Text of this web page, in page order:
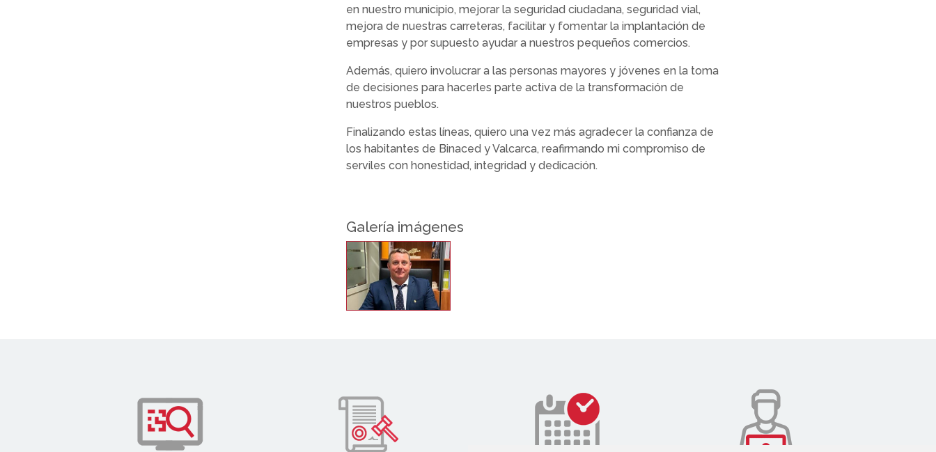
en nuestro municipio, mejorar la seguridad ciudadana, seguridad vial,
mejora de nuestras carreteras, facilitar y fomentar la implantación de
empresas y por supuesto ayudar a nuestros pequeños comercios.
Además, quiero involucrar a las personas mayores y jóvenes en la toma
de decisiones para hacerles parte activa de la transformación de
nuestros pueblos.
Finalizando estas líneas, quiero una vez más agradecer la confianza de
los habitantes de Binaced y Valcarca, reafirmando mi compromiso de
serviles con honestidad, integridad y dedicación.
Galería imágenes